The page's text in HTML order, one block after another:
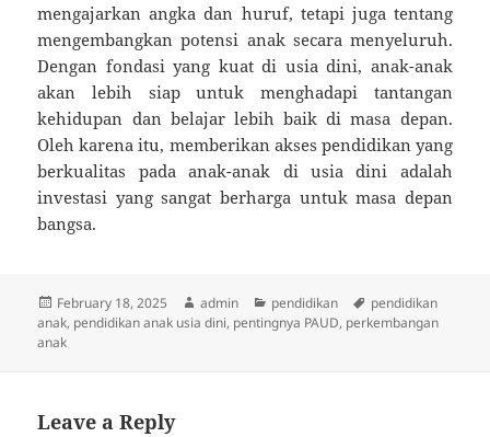
mengajarkan angka dan huruf, tetapi juga tentang
mengembangkan potensi anak secara menyeluruh.
Dengan fondasi yang kuat di usia dini, anak-anak
akan lebih siap untuk menghadapi tantangan
kehidupan dan belajar lebih baik di masa depan.
Oleh karena itu, memberikan akses pendidikan yang
berkualitas pada anak-anak di usia dini adalah
investasi yang sangat berharga untuk masa depan
bangsa.
Posted
on
February 18, 2025 Author
admin Categories
pendidikan Tags
pendidikan
anak, pendidikan anak usia dini, pentingnya PAUD, perkembangan
anak
Leave a Reply